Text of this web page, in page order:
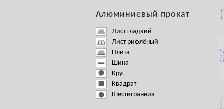
Алюминиевый прокат
Лист гладкий
Лист рифлёный
Плита
Шина
Круг
Квадрат
Шестигранник